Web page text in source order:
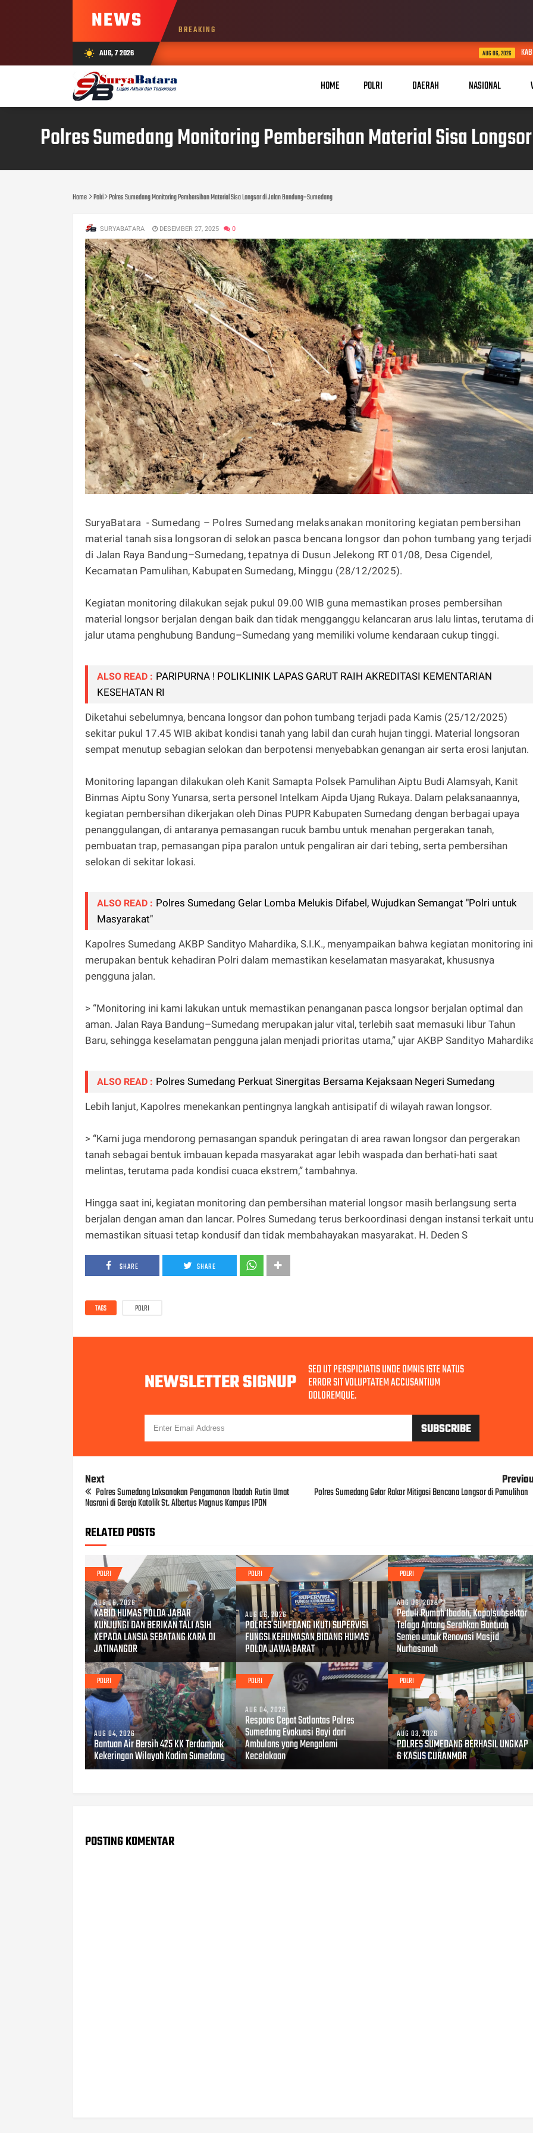
NEWS BREAKING
wb_sunny AUG, 7 2026 KABID HUMAS POLDA JABAR
HOME POLRI DAERAH NASIONAL
Polres Sumedang Monitoring Pembersihan Material Sisa
Home Polri Polres Sumedang Monitoring Pembersihan Material Sisa Longsor di Jalan Bandung–Sumedang
SURYABATARA DESEMBER 27, 2025 0
SuryaBatara - Sumedang – Polres Sumedang melaksanakan monitoring kegiatan pembersihan
material tanah sisa longsoran di selokan pasca bencana longsor dan pohon tumbang yang terjadi
di Jalan Raya Bandung–Sumedang, tepatnya di Dusun Jelekong RT 01/08, Desa Cigendel,
Kecamatan Pamulihan, Kabupaten Sumedang, Minggu (28/12/2025).
Kegiatan monitoring dilakukan sejak pukul 09.00 WIB guna memastikan proses pembersihan
material longsor berjalan dengan baik dan tidak mengganggu kelancaran arus lalu lintas, terutama di
jalur utama penghubung Bandung–Sumedang yang memiliki volume kendaraan cukup tinggi.
ALSO READ : PARIPURNA ! POLIKLINIK LAPAS GARUT RAIH AKREDITASI KEMENTARIAN
KESEHATAN RI
Diketahui sebelumnya, bencana longsor dan pohon tumbang terjadi pada Kamis (25/12/2025)
sekitar pukul 17.45 WIB akibat kondisi tanah yang labil dan curah hujan tinggi. Material longsoran
sempat menutup sebagian selokan dan berpotensi menyebabkan genangan air serta erosi lanjutan.
Monitoring lapangan dilakukan oleh Kanit Samapta Polsek Pamulihan Aiptu Budi Alamsyah, Kanit
Binmas Aiptu Sony Yunarsa, serta personel Intelkam Aipda Ujang Rukaya. Dalam pelaksanaannya,
kegiatan pembersihan dikerjakan oleh Dinas PUPR Kabupaten Sumedang dengan berbagai upaya
penanggulangan, di antaranya pemasangan rucuk bambu untuk menahan pergerakan tanah,
pembuatan trap, pemasangan pipa paralon untuk pengaliran air dari tebing, serta pembersihan
selokan di sekitar lokasi.
ALSO READ : Polres Sumedang Gelar Lomba Melukis Difabel, Wujudkan Semangat "Polri untuk
Masyarakat"
Kapolres Sumedang AKBP Sandityo Mahardika, S.I.K., menyampaikan bahwa kegiatan monitoring ini
merupakan bentuk kehadiran Polri dalam memastikan keselamatan masyarakat, khususnya
pengguna jalan.
> “Monitoring ini kami lakukan untuk memastikan penanganan pasca longsor berjalan optimal dan
aman. Jalan Raya Bandung–Sumedang merupakan jalur vital, terlebih saat memasuki libur Tahun
Baru, sehingga keselamatan pengguna jalan menjadi prioritas utama,” ujar AKBP Sandityo
ALSO READ : Polres Sumedang Perkuat Sinergitas Bersama Kejaksaan Negeri Sumedang
Lebih lanjut, Kapolres menekankan pentingnya langkah antisipatif di wilayah rawan longsor.
> “Kami juga mendorong pemasangan spanduk peringatan di area rawan longsor dan pergerakan
tanah sebagai bentuk imbauan kepada masyarakat agar lebih waspada dan berhati-hati saat
melintas, terutama pada kondisi cuaca ekstrem,” tambahnya.
Hingga saat ini, kegiatan monitoring dan pembersihan material longsor masih berlangsung serta
berjalan dengan aman dan lancar. Polres Sumedang terus berkoordinasi dengan instansi terkait
memastikan situasi tetap kondusif dan tidak membahayakan masyarakat. H. Deden S
SHARE SHARE
TAGS POLRI
NEWSLETTER SIGNUP SED UT PERSPICIATIS UNDE OMNIS ISTE NATUS
ERROR SIT VOLUPTATEM ACCUSANTIUM
DOLOREMQUE.
Next
Polres Sumedang Laksanakan Pengamanan Ibadah Rutin Umat
Nasrani di Gereja Katolik St. Albertus Magnus Kampus IPDN
Polres Sumedang Gelar Rakor Mitigasi Bencana Longsor di Pamulihan
RELATED POSTS
POLRI
AUG 06, 2026
KABID HUMAS POLDA JABAR
KUNJUNGI DAN BERIKAN TALI ASIH
KEPADA LANSIA SEBATANG KARA DI
JATINANGOR
POLRI
AUG 06, 2026
POLRES SUMEDANG IKUTI SUPERVISI
FUNGSI KEHUMASAN BIDANG HUMAS
POLDA JAWA BARAT
POLRI
AUG 06, 2026
Peduli Rumah Ibadah, Kapolsubsektor
Telaga Antang Serahkan Bantuan
Semen untuk Renovasi Masjid
Nurhasanah
POLRI
AUG 04, 2026
Bantuan Air Bersih 425 KK Terdampak
Kekeringan Wilayah Kodim Sumedang
POLRI
AUG 04, 2026
Respons Cepat Satlantas Polres
Sumedang Evakuasi Bayi dari
Ambulans yang Mengalami
Kecelakaan
POLRI
AUG 03, 2026
POLRES SUMEDANG BERHASIL UNGKAP
6 KASUS CURANMOR
POSTING KOMENTAR